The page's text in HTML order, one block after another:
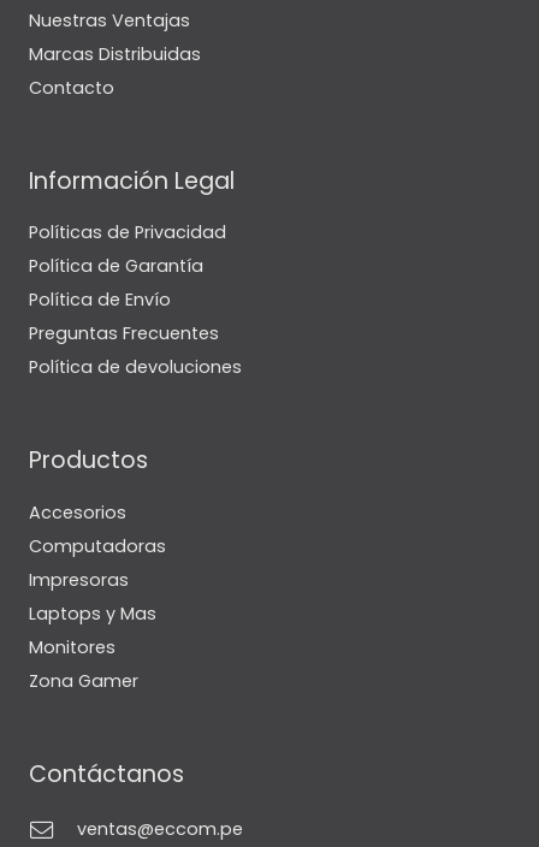
Nuestras Ventajas
Marcas Distribuidas
Contacto
Información Legal
Políticas de Privacidad
Política de Garantía
Política de Envío
Preguntas Frecuentes
Política de devoluciones
Productos
Accesorios
Computadoras
Impresoras
Laptops y Mas
Monitores
Zona Gamer
Contáctanos
ventas@eccom.pe